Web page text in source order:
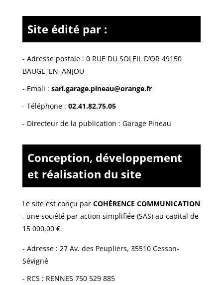
Site édité par :
- Adresse postale : 0 RUE DU SOLEIL D’OR 49150
BAUGE–EN–ANJOU
- Email : sarl.garage.pineau@orange.fr
- Téléphone : 02.41.82.75.05
- Directeur de la publication : Garage Pineau
Conception, développement
et réalisation du site
Le site est conçu par COHÉRENCE COMMUNICATION
, une société par action simplifiée (SAS) au capital de
15 000,00 €.
- Adresse : 27 Av. des Peupliers, 35510 Cesson-
Sévigné
- RCS : RENNES 750 529 885